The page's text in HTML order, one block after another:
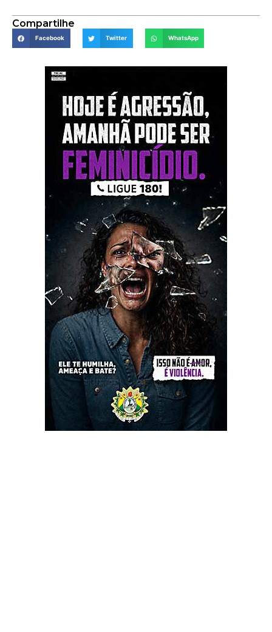
Compartilhe
Facebook Twitter WhatsApp